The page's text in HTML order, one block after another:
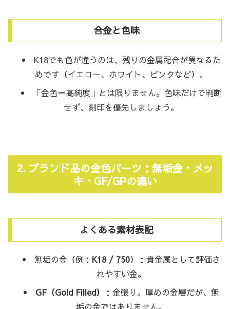
合金と色味
K18でも色が違うのは、残りの金属配合が異なるた
めです（イエロー、ホワイト、ピンクなど）。
「金色＝高純度」とは限りません。色味だけで判断
せず、刻印を優先しましょう。
2. ブランド品の金色パーツ：無垢金・メッ
キ・GF/GPの違い
よくある素材表記
無垢の金（例： K18 / 750）：貴金属として評価さ
れやすい金。
GF（Gold Filled）
：金張り。厚めの金層だが、無
垢の金ではありません。